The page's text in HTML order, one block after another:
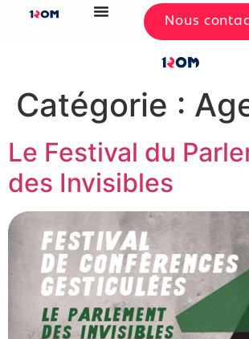
Nous
Catégorie :
Le Festival du
des Invisibles